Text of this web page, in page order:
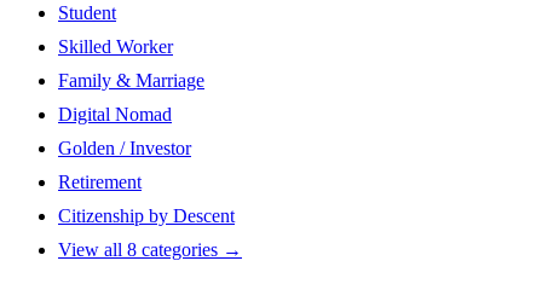
Student
Skilled Worker
Family & Marriage
Digital Nomad
Golden / Investor
Retirement
Citizenship by Descent
View all 8 categories →